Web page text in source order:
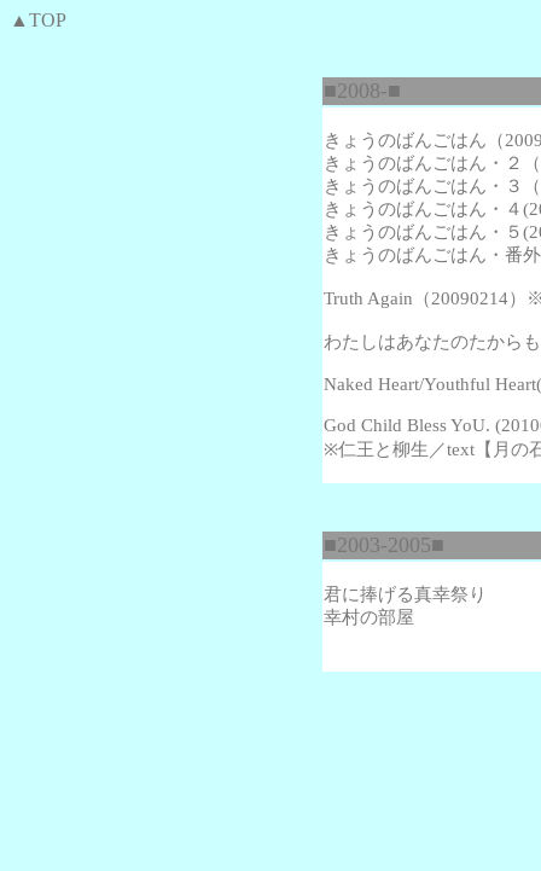
▲TOP
■2008-■
きょうのばんごはん（
きょうのばんごはん・２
きょうのばんごはん・３
きょうのばんごはん・４
きょうのばんごはん・５
きょうのばんごはん・番
Truth Again （20090214）
わたしはあなたのたから
Naked Heart/Youthful
God Child Bless YoU.
※仁王と柳生／text【月の
■2003-2005■
君に捧げる真幸祭り
幸村の部屋